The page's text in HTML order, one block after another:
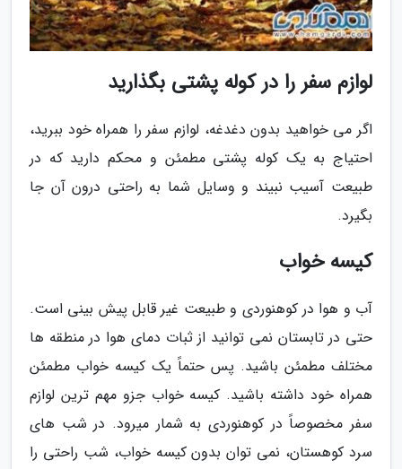
لوازم سفر را در کوله پشتی بگذارید
اگر می خواهید بدون دغدغه، لوازم سفر را همراه خود ببرید،
احتیاج به یک کوله پشتی مطمئن و محکم دارید که در
طبیعت آسیب نبیند و وسایل شما به راحتی درون آن جا
بگیرد.
کیسه خواب
آب و هوا در کوهنوردی و طبیعت غیر قابل پیش بینی است.
حتی در تابستان نمی توانید از ثبات دمای هوا در منطقه ها
مختلف مطمئن باشید. پس حتماً یک کیسه خواب مطمئن
همراه خود داشته باشید. کیسه خواب جزو مهم ترین لوازم
سفر مخصوصاً در کوهنوردی به شمار میرود. در شب های
سرد کوهستان، نمی توان بدون کیسه خواب، شب راحتی را